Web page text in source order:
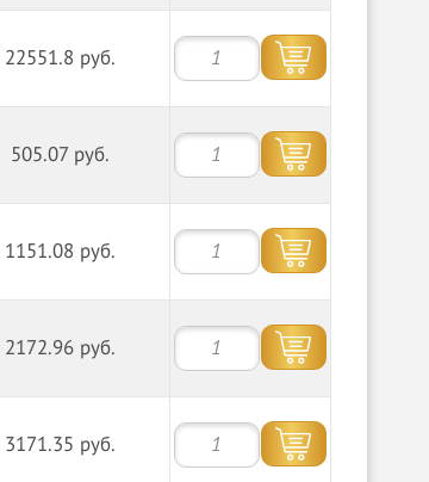
22551.8 руб.
505.07 руб.
1151.08 руб.
2172.96 руб.
3171.35 руб.